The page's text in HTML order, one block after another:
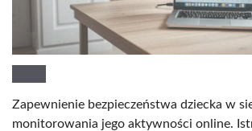
Zapewnienie bezpieczeństwa dziecka w
monitorowania jego aktywności online.